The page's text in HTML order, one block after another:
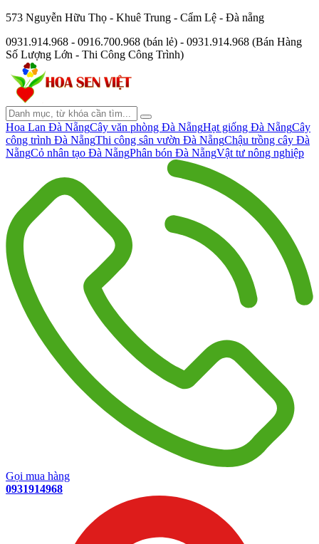
573 Nguyễn Hữu Thọ - Khuê Trung - Cẩm Lệ - Đà nẵng
0931.914.968 - 0916.700.968 (bán lẻ) - 0931.914.968 (Bán Hàng
Số Lượng Lớn - Thi Công Công Trình)
Hoa Lan Đà NẵngCây văn phòng Đà NẵngHạt giống Đà NẵngCây
công trình Đà NẵngThi công sân vườn Đà NẵngChậu trồng cây Đà
NẵngCỏ nhân tạo Đà NẵngPhân bón Đà NẵngVật tư nông nghiệp
Gọi mua hàng
0931914968